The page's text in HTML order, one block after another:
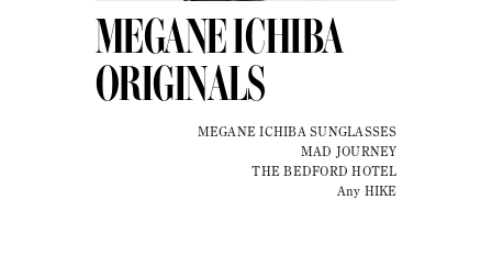
MEGANE ICHIBA
ORIGINALS
MEGANE ICHIBA SUNGLASSES
MAD JOURNEY
THE BEDFORD HOTEL
Any HIKE